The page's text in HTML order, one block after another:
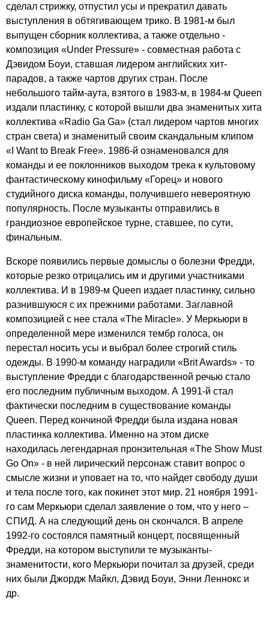
сделал стрижку, отпустил усы и прекратил давать
выступления в обтягивающем трико. В 1981-м был
выпущен сборник коллектива, а также отдельно -
композиция «Under Pressure» - совместная работа с
Дэвидом Боуи, ставшая лидером английских хит-
парадов, а также чартов других стран. После
небольшого тайм-аута, взятого в 1983-м, в 1984-м Queen
издали пластинку, с которой вышли два знаменитых хита
коллектива «Radio Ga Ga» (стал лидером чартов многих
стран света) и знаменитый своим скандальным клипом
« Want to Break Free». 1986-й ознаменовался для
команды и ее поклонников выходом трека к культовому
фантастическому кинофильму «Горец» и нового
студийного диска команды, получившего невероятную
популярность. После музыканты отправились в
грандиозное европейское турне, ставшее, по сути,
финальным.
Вскоре появились первые домыслы о болезни Фредди,
которые резко отрицались им и другими участниками
коллектива. И в 1989-м Queen издает пластинку, сильно
разнившуюся с их прежними работами. Заглавной
композицией с нее стала «The Miracle». У Меркьюри в
определенной мере изменился тембр голоса, он
перестал носить усы и выбрал более строгий стиль
одежды. В 1990-м команду наградили «BritAwards» - то
выступление Фредди с благодарственной речью стало
его последним публичным выходом. А 1991-й стал
фактически последним в существование команды
Queen. Перед кончиной Фредди была издана новая
пластинка коллектива. Именно на этом диске
находилась легендарная пронзительная «The Show Must
Go On» - в ней лирический персонаж ставит вопрос о
смысле жизни и уповает на то, что найдет свободу души
и тела после того, как покинет этот мир. 21 ноября 1991-
го сам Меркьюри сделал заявление о том, что у него –
СПИД. А на следующий день он скончался. В апреле
1992-го состоялся памятный концерт, посвященный
Фредди, на котором выстyпили те музыканты-
знаменитости, кого Меркьюри почитал за друзей, среди
них были Джордж Майкл, Дэвид Боуи, Энни Леннокс и
др.